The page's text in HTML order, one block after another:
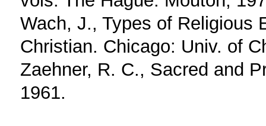
Wach, J., Types of Religious
Christian. Chicago: Univ. of
Zaehner, R. C., Sacred and
1961.